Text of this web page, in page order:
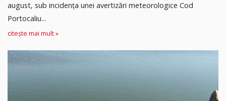
august, sub incidența unei avertizări meteorologice Cod
Portocaliu...
citește mai mult »